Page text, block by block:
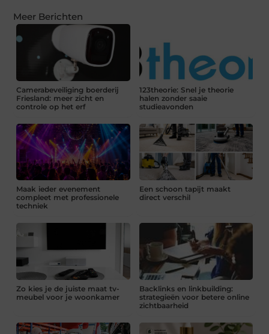
Meer Berichten
Camerabeveiliging boerderij
Friesland: meer zicht en
controle op het erf
123theorie: Snel je theorie
halen zonder saaie
studieavonden
Maak ieder evenement
compleet met professionele
techniek
Een schoon tapijt maakt
direct verschil
Zo kies je de juiste maat tv-
meubel voor je woonkamer
Backlinks en linkbuilding:
strategieën voor betere online
zichtbaarheid